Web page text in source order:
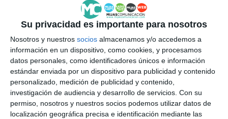
Su privacidad es importante para nosotros
Nosotros y nuestros socios almacenamos y/o accedemos a
información en un dispositivo, como cookies, y procesamos
datos personales, como identificadores únicos e información
estándar enviada por un dispositivo para publicidad y contenido
personalizado, medición de publicidad y contenido,
investigación de audiencia y desarrollo de servicios. Con su
permiso, nosotros y nuestros socios podemos utilizar datos de
localización geográfica precisa e identificación mediante las